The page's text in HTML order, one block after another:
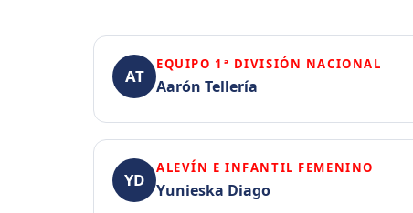
AT
EQUIPO 1ª DIVISIÓN NACIONAL
Aarón Tellería
YD
ALEVÍN E INFANTIL FEMENINO
Yunieska Diago